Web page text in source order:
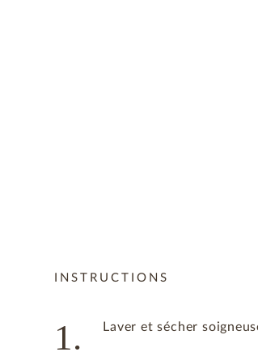
INSTRUCTIONS
1. Laver et sécher